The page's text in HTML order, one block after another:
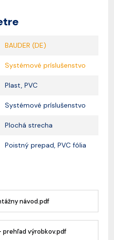
BAUDER (DE)
Systémové príslušenstvo
Plast, PVC
Systémové príslušenstvo
Plochá strecha
Poistný prepad, PVC fólia
návod.pdf
výrobkov.pdf